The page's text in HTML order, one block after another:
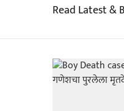
Read Latest &